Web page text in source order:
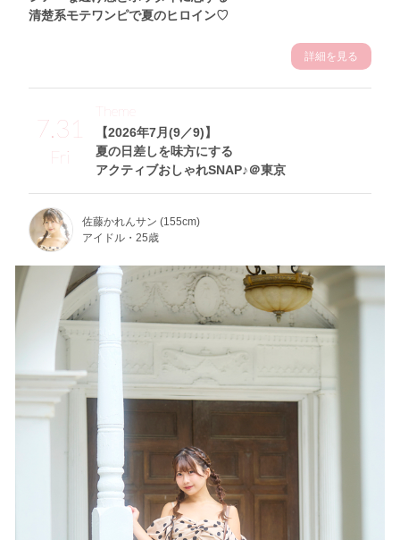
清楚系モテワンピで夏のヒロイン♡
詳細を見る
7.31
Fri
【2026年7月(9／9)】
夏の日差しを味方にする
アクティブおしゃれSNAP♪＠東京
Theme
佐藤かれんサン (155cm)
アイドル・25歳